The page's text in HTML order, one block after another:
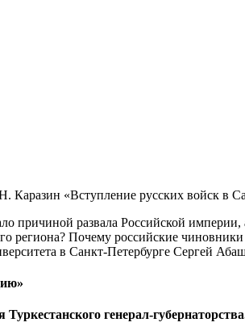
Каразин «Вступление русских войск в
причиной развала Российской
Почему российские
в Санкт-Петербурге Сергей
генерал-